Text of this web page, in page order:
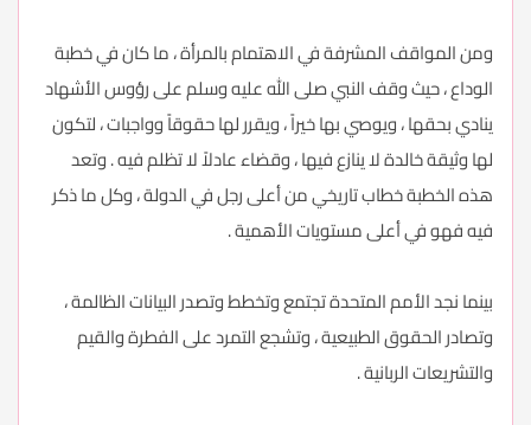
ومن المواقف المشرفة في الاهتمام بالمرأة ، ما كان في خطبة
الوداع ، حيث وقف النبي صلى الله عليه وسلم على رؤوس الأشهاد
ينادي بحقها ، ويوصي بها خيراً ، ويقرر لها حقوقاً وواجبات ، لتكون
لها وثيقة خالدة لا ينازع فيها ، وقضاء عادلاً لا تظلم فيه . وتعد
هذه الخطبة خطاب تاريخي من أعلى رجل في الدولة ، وكل ما ذكر
فيه فهو في أعلى مستويات الأهمية .
بينما نجد الأمم المتحدة تجتمع وتخطط وتصدر البيانات الظالمة ،
وتصادر الحقوق الطبيعية ، وتشجع التمرد على الفطرة والقيم
والتشريعات الربانية .